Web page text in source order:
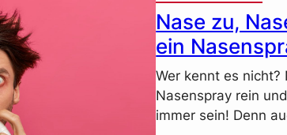
Nase zu,
ein
Wer kennt es nicht?
Nasenspray rein
immer sein! Denn